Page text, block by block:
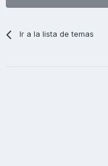
Ir a la lista de temas